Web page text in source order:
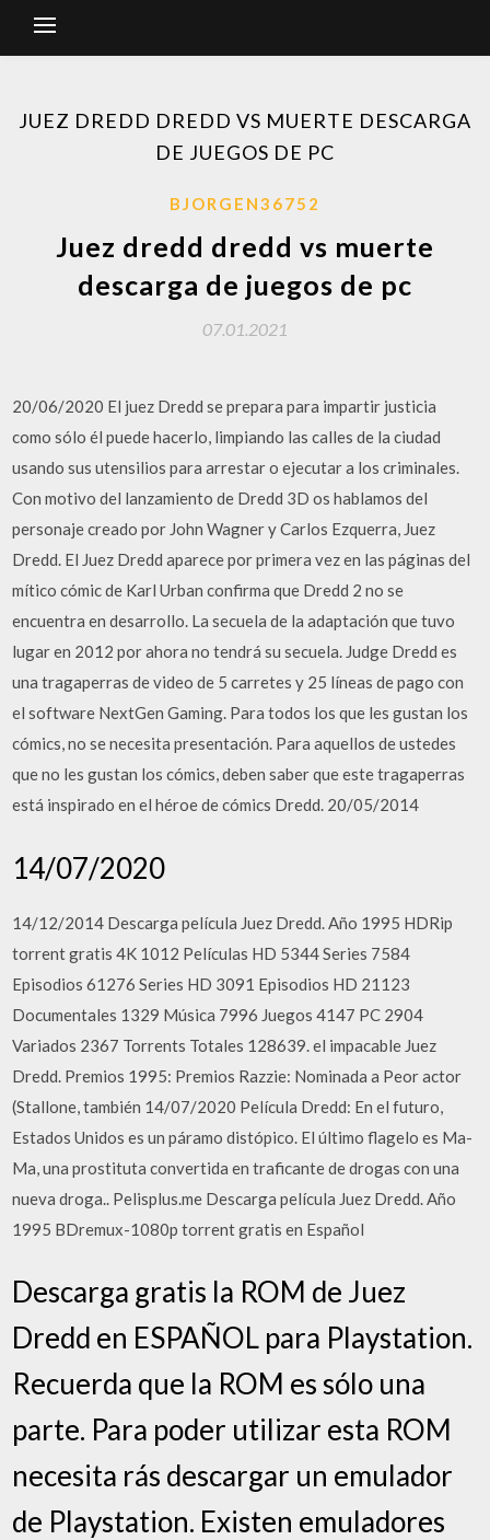
JUEZ DREDD DREDD VS MUERTE DESCARGA
DE JUEGOS DE PC
BJORGEN36752
Juez dredd dredd vs muerte
descarga de juegos de pc
07.01.2021
20/06/2020 El juez Dredd se prepara para impartir justicia
como sólo él puede hacerlo, limpiando las calles de la ciudad
usando sus utensilios para arrestar o ejecutar a los criminales.
Con motivo del lanzamiento de Dredd 3D os hablamos del
personaje creado por John Wagner y Carlos Ezquerra, Juez
Dredd. El Juez Dredd aparece por primera vez en las páginas del
mítico cómic de Karl Urban confirma que Dredd 2 no se
encuentra en desarrollo. La secuela de la adaptación que tuvo
lugar en 2012 por ahora no tendrá su secuela. Judge Dredd es
una tragaperras de video de 5 carretes y 25 líneas de pago con
el software NextGen Gaming. Para todos los que les gustan los
cómics, no se necesita presentación. Para aquellos de ustedes
que no les gustan los cómics, deben saber que este tragaperras
está inspirado en el héroe de cómics Dredd. 20/05/2014
14/07/2020
14/12/2014 Descarga película Juez Dredd. Año 1995 HDRip
torrent gratis 4K 1012 Películas HD 5344 Series 7584
Episodios 61276 Series HD 3091 Episodios HD 21123
Documentales 1329 Música 7996 Juegos 4147 PC 2904
Variados 2367 Torrents Totales 128639. el impacable Juez
Dredd. Premios 1995: Premios Razzie: Nominada a Peor actor
(Stallone, también 14/07/2020 Película Dredd: En el futuro,
Estados Unidos es un páramo distópico. El último flagelo es Ma-
Ma, una prostituta convertida en traficante de drogas con una
nueva droga.. Pelisplus.me Descarga película Juez Dredd. Año
1995 BDremux-1080p torrent gratis en Español
Descarga gratis la ROM de Juez
Dredd en ESPAÑOL para Playstation.
Recuerda que la ROM es sólo una
parte. Para poder utilizar esta ROM
necesita rás descargar un emulador
de Playstation. Existen emuladores